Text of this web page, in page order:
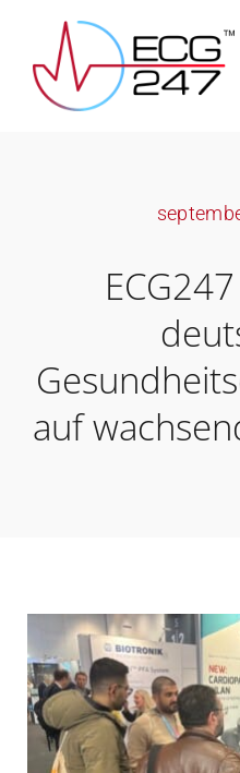
content
Neuigkeiten
ECG247 Portal
auf